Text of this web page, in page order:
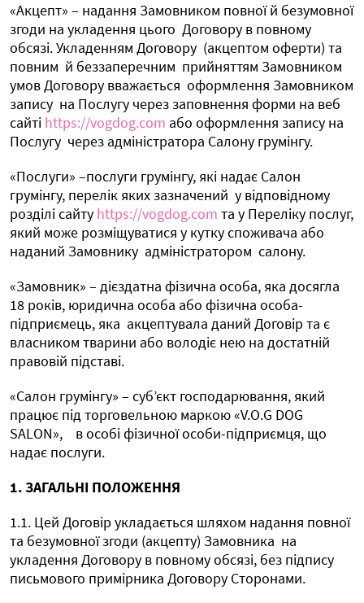
«Акцепт» – надання Замовником повної й безумовної
згоди на укладення цього Договору в повному
обсязі. Укладенням Договору (акцептом оферти) та
повним й беззаперечним прийняттям Замовником
умов Договору вважається оформлення Замовником
запису на Послугу через заповнення форми на веб
сайті https://vogdog.com або оформлення запису на
Послугу через адміністратора Салону грумінгу.
«Послуги» –послуги грумінгу, які надає Салон
грумінгу, перелік яких зазначений у відповідному
розділі сайту https://vogdog.com та у Переліку послуг,
який може розміщуватися у кутку споживача або
наданий Замовнику адміністратором салону.
«Замовник» – дієздатна фізична особа, яка досягла
18 років, юридична особа або фізична особа-
підприємець, яка акцептувала даний Договір та є
власником тварини або володіє нею на достатній
правовій підставі.
«Салон грумінгу» – суб’єкт господарювання, який
працює під торговельною маркою «V.O.G DOG
SALON»,
в особі фізичної особи-підприємця, що
надає послуги.
1. ЗАГАЛЬНІ ПОЛОЖЕННЯ
1.1. Цей Договір укладається шляхом надання повної
та безумовної згоди (акцепту) Замовника на
укладення Договору в повному обсязі, без підпису
письмового примірника Договору Сторонами.